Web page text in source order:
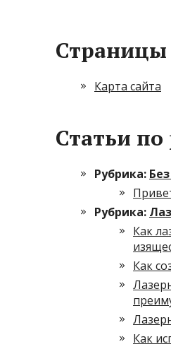
Страницы
Карта сайта
Статьи по
Рубрика:
Рубрика:
Как
Как
Как